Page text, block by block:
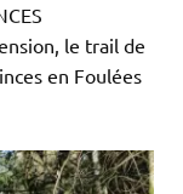
le trail de
en Foulées